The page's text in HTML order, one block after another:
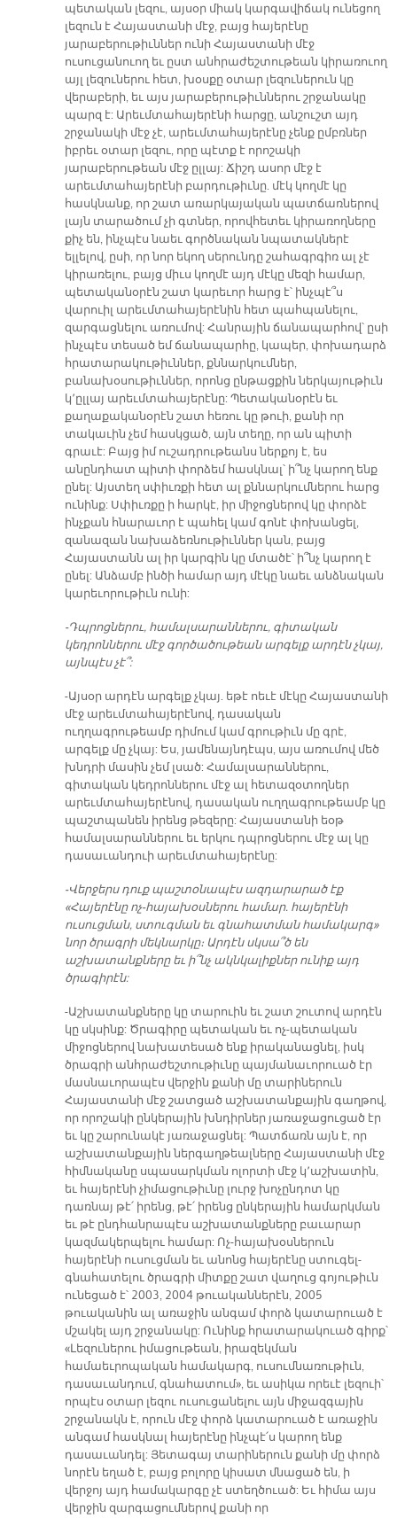
պետական լեզու, այսօր միակ կարգավիճակ ունեցող
լեզուն է Հայաստանի մէջ, բայց հայերէնը
յարաբերութիւններ ունի Հայաստանի մէջ
ուսուցանուող եւ ըստ անհրաժեշտութեան կիրառուող
այլ լեզուներու հետ, խօսքը օտար լեզուներուն կը
վերաբերի, եւ այս յարաբերութիւններու շրջանակը
պարզ է: Արեւմտահայերէնի հարցը, անշուշտ այդ
շրջանակի մէջ չէ, արեւմտահայերէնը չենք ըմբռներ
իբրեւ օտար լեզու, որը պէտք է որոշակի
յարաբերութեան մէջ ըլլայ: Ճիշդ ասոր մէջ է
արեւմտահայերէնի բարդութիւնը. մէկ կողմէ կը
հասկնանք, որ շատ առարկայական պատճառներով
լայն տարածում չի գտներ, որովհետեւ կիրառողները
քիչ են, ինչպէս նաեւ գործնական նպատակներէ
ելլելով, ըսի, որ նոր եկող սերունդը շահագրգիռ ալ չէ
կիրառելու, բայց միւս կողմէ այդ մէկը մեզի համար,
պետականօրէն շատ կարեւոր հարց է՝ ինչպէ՞ս
վարուիլ արեւմտահայերէնին հետ պահպանելու,
զարգացնելու առումով: Հանրային ճանապարհով՝ ըսի
ինչպէս տեսած եմ ճանապարհը, կապեր, փոխադարձ
հրատարակութիւններ, քննարկումներ,
բանախօսութիւններ, որոնց ընթացքին ներկայութիւն
կ՚ըլլայ արեւմտահայերէնը: Պետականօրէն եւ
քաղաքականօրէն շատ հեռու կը թուի, քանի որ
տակաւին չեմ հասկցած, այն տեղը, որ ան պիտի
գրաւէ: Բայց իմ ուշադրութեանս ներքոյ է, ես
անընդհատ պիտի փորձեմ հասկնալ՝ ի՞նչ կարող ենք
ընել: Այստեղ սփիւռքի հետ ալ քննարկումներու հարց
ունինք: Սփիւռքը ի հարկէ, իր միջոցներով կը փորձէ
ինչքան հնարաւոր է պահել կամ գոնէ փոխանցել,
զանազան նախաձեռնութիւններ կան, բայց
Հայաստանն ալ իր կարգին կը մտածէ՝ ի՞նչ կարող է
ընել: Անձամբ ինծի համար այդ մէկը նաեւ անձնական
կարեւորութիւն ունի:
-Դպրոցներու, համալսարաններու, գիտական
կեդրոններու մէջ գործածութեան արգելք արդէն չկայ,
այնպէս չէ՞:
-Այսօր արդէն արգելք չկայ. եթէ ոեւէ մէկը Հայաստանի
մէջ արեւմտահայերէնով, դասական
ուղղագրութեամբ դիմում կամ գրութիւն մը գրէ,
արգելք մը չկայ: Ես, յամենայնդէպս, այս առումով մեծ
խնդրի մասին չեմ լսած: Համալսարաններու,
գիտական կեդրոններու մէջ ալ հետազօտողներ
արեւմտահայերէնով, դասական ուղղագրութեամբ կը
պաշտպանեն իրենց թեզերը: Հայաստանի եօթ
համալսարաններու եւ երկու դպրոցներու մէջ ալ կը
դասաւանդուի արեւմտահայերէնը:
-Վերջերս դուք պաշտօնապէս ազդարարած էք
«Հայերէնը ոչ-հայախօսներու համար. հայերէնի
ուսուցման, ստուգման եւ գնահատման համակարգ»
նոր ծրագրի մեկնարկը։ Արդէն սկսա՞ծ են
աշխատանքները եւ ի՞նչ ակնկալիքներ ունիք այդ
ծրագիրէն:
-Աշխատանքները կը տարուին եւ շատ շուտով արդէն
կը սկսինք: Ծրագիրը պետական եւ ոչ-պետական
միջոցներով նախատեսած ենք իրականացնել, իսկ
ծրագրի անհրաժեշտութիւնը պայմանաւորուած էր
մասնաւորապէս վերջին քանի մը տարիներուն
Հայաստանի մէջ շատցած աշխատանքային գաղթով,
որ որոշակի ընկերային խնդիրներ յառաջացուցած էր
եւ կը շարունակէ յառաջացնել: Պատճառն այն է, որ
աշխատանքային ներգաղթեալները Հայաստանի մէջ
հիմնականը սպասարկման ոլորտի մէջ կ՚աշխատին,
եւ հայերէնի չիմացութիւնը լուրջ խոչընդոտ կը
դառնայ թէ՛ իրենց, թէ՛ իրենց ընկերային համարկման
եւ թէ ընդհանրապէս աշխատանքները բաւարար
կազմակերպելու համար: Ոչ-հայախօսներուն
հայերէնի ուսուցման եւ անոնց հայերէնը ստուգել-
գնահատելու ծրագրի միտքը շատ վաղուց գոյութիւն
ունեցած է՝ 2003, 2004 թուականներէն, 2005
թուականին ալ առաջին անգամ փորձ կատարուած է
մշակել այդ շրջանակը: Ունինք հրատարակուած գիրք՝
«Լեզուներու իմացութեան, իրազեկման
համաեւրոպական համակարգ, ուսումնառութիւն,
դասաւանդում, գնահատում», եւ ասիկա որեւէ լեզուի՝
որպէս օտար լեզու ուսուցանելու այն միջազգային
շրջանակն է, որուն մէջ փորձ կատարուած է առաջին
անգամ հասկնալ հայերէնը ինչպէ՛ս կարող ենք
դասաւանդել: Յետագայ տարիներուն քանի մը փորձ
նորէն եղած է, բայց բոլորը կիսատ մնացած են, ի
վերջոյ այդ համակարգը չէ ստեղծուած: Եւ հիմա այս
վերջին զարգացումներով քանի որ